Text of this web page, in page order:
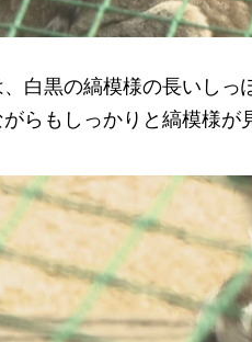
白黒の縞模様の長いしっ
らもしっかりと縞模様が